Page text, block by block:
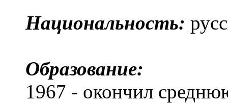
Национальность:
Образование:
1967 - окончил